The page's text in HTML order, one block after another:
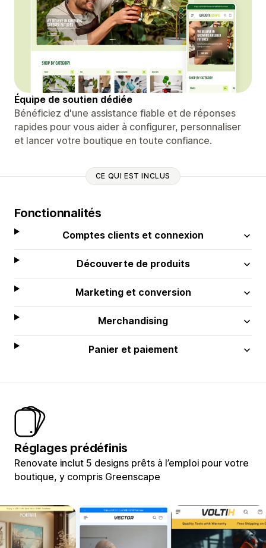
Équipe de soutien dédiée
Bénéficiez d'une assistance fiable et de réponses
rapides pour vous aider à configurer, personnaliser
et lancer votre boutique en toute confiance.
CE QUI EST INCLUS
Fonctionnalités
Comptes clients et connexion
Découverte de produits
Marketing et conversion
Merchandising
Panier et paiement
Réglages prédéfinis
Renovate inclut 5 designs prêts à l’emploi pour votre
boutique, y compris Greenscape